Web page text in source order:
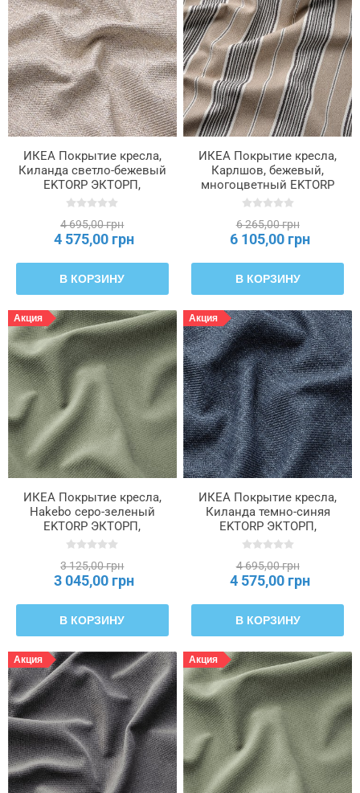
ИКЕА Покрытие кресла,
Киланда светло-бежевый
EKTORP ЭКТОРП,
305.841.47
4 695,00 грн
4 575,00 грн
В КОРЗИНУ
ИКЕА Покрытие кресла,
Карлшов, бежевый,
многоцветный EKTORP
ЭКТОРП, 405.841.56
6 265,00 грн
6 105,00 грн
В КОРЗИНУ
Акция
ИКЕА Покрытие кресла,
Hakebo серо-зеленый
EKTORP ЭКТОРП,
505.841.46
3 125,00 грн
3 045,00 грн
В КОРЗИНУ
Акция
ИКЕА Покрытие кресла,
Киланда темно-синяя
EKTORP ЭКТОРП,
705.841.45
4 695,00 грн
4 575,00 грн
В КОРЗИНУ
Акция Акция